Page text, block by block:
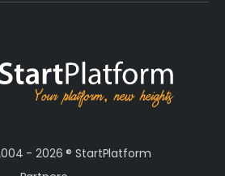
- 2026 ®StartPlatform